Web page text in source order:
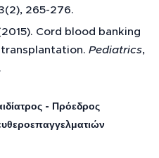
265-276.
Cord blood banking
Pediatrics,
- Πρόεδρος